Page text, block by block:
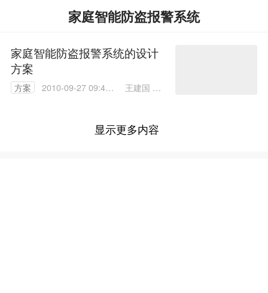
家庭智能防盗报警系统
家庭智能防盗报警系统的设计
方案
方案
2010-09-27 09:48:
王建国 李
显示更多内容